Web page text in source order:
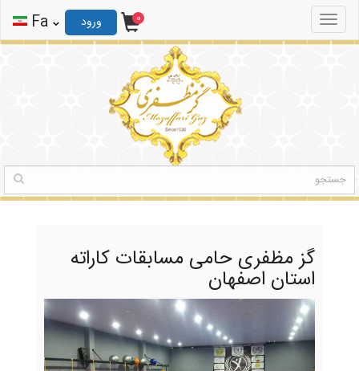
ورود ثبت نام
Toggle
navigation
0 ورود Fa
گز مظفری حامی مسابقات کاراته
استان اصفهان